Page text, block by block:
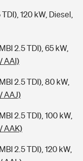
120 kW, Diesel,
2.5 TDI), 65 kW,
AAI)
2.5 TDI), 80 kW,
AAJ)
2.5 TDI), 100 kW,
AAK)
2.5 TDI), 120 kW,